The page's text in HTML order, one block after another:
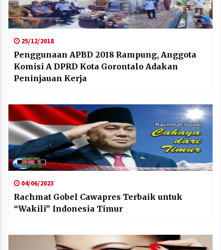
25/12/2018
Penggunaan APBD 2018 Rampung, Anggota
Komisi A DPRD Kota Gorontalo Adakan
Peninjauan Kerja
04/06/2023
Rachmat Gobel Cawapres Terbaik untuk
“Wakili” Indonesia Timur